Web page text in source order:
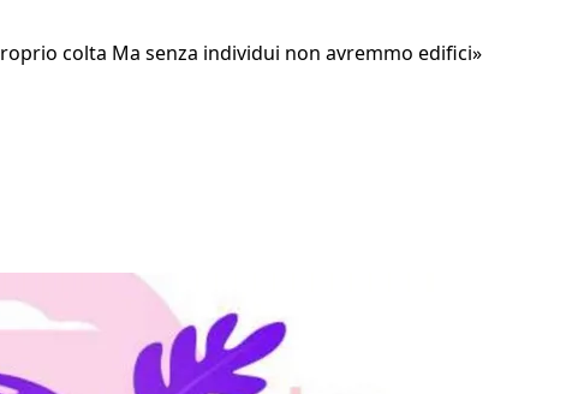
colta Ma senza individui non avremmo edifici»